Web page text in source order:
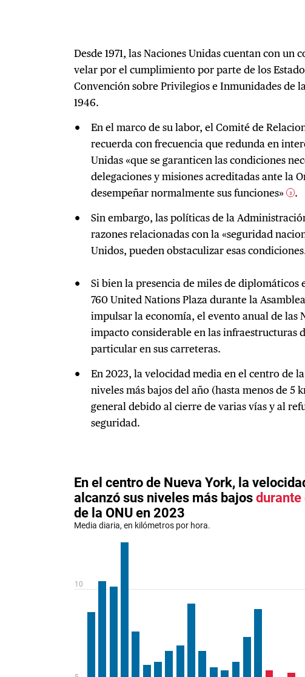
Desde 1971, las Naciones Unidas cuentan con un
velar por el cumplimiento por parte de los
Convención sobre Privilegios e Inmunidades de
1946.
En el marco de su labor, el Comité de
recuerda con frecuencia que redunda en
Unidas «que se garanticen las condiciones
delegaciones y misiones acreditadas ante la
desempeñar normalmente sus funciones» 3 .
Sin embargo, las políticas de la
razones relacionadas con la «seguridad
Unidos, pueden obstaculizar esas
Si bien la presencia de miles de diplomáticos
760 United Nations Plaza durante la
impulsar la economía, el evento anual de las
impacto considerable en las infraestructuras
particular en sus carreteras.
En 2023, la velocidad media en el centro de
niveles más bajos del año (hasta menos de 5
general debido al cierre de varias vías y al
seguridad.